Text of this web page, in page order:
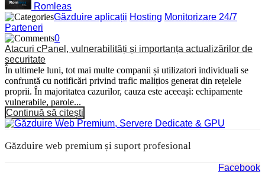
Romleas
Găzduire aplicații Hosting Monitorizare 24/7
Parteneri
0
Atacuri cPanel, vulnerabilități și importanța actualizărilor de
securitate
În ultimele luni, tot mai multe companii și utilizatori individuali se
confruntă cu notificări privind trafic malițios generat din rețelele
proprii. În majoritatea cazurilor, cauza este aceeași: echipamente
vulnerabile, parole...
Continuă să citești
Găzduire web premium și suport profesional
Facebook